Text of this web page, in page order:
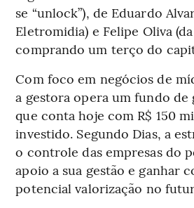
se “unlock”), de Eduardo
Eletromidia) e Felipe Oliva
comprando um terço do
Com foco em negócios de
a gestora opera um fundo
que conta hoje com R$ 150
investido. Segundo Dias, a
o controle das empresas do
apoio a sua gestão e ganhar
potencial valorização no